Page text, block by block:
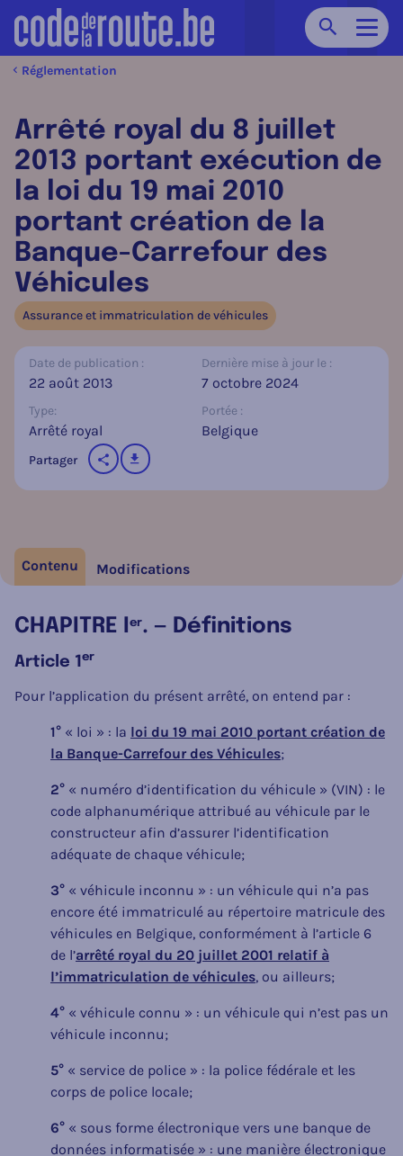
Chercher
Réglementation
Arrêté royal du 8 juillet
2013 portant exécution de
la loi du 19 mai 2010
portant création de la
Banque-Carrefour des
Véhicules
Assurance et immatriculation de véhicules
Date de publication :
22 août 2013
Dernière mise à jour le :
7 octobre 2024
Type:
Arrêté royal
Portée :
Belgique
Partager
sur les réseaux sociaux
télécharger
Contenu Modifications
CHAPITRE I er. — Définitions
Article 1 er
Pour l’application du présent arrêté, on entend par :
1° « loi » : la loi du 19 mai 2010 portant création de
la Banque-Carrefour des Véhicules;
2° « numéro d’identification du véhicule » (VIN) : le
code alphanumérique attribué au véhicule par le
constructeur afin d’assurer l’identification
adéquate de chaque véhicule;
3° « véhicule inconnu » : un véhicule qui n’a pas
encore été immatriculé au répertoire matricule des
véhicules en Belgique, conformément à l’article 6
de l’arrêté royal du 20 juillet 2001 relatif à
l’immatriculation de véhicules, ou ailleurs;
4° « véhicule connu » : un véhicule qui n’est pas un
véhicule inconnu;
5° « service de police » : la police fédérale et les
corps de police locale;
6° « sous forme électronique vers une banque de
données informatisée » : une manière électronique